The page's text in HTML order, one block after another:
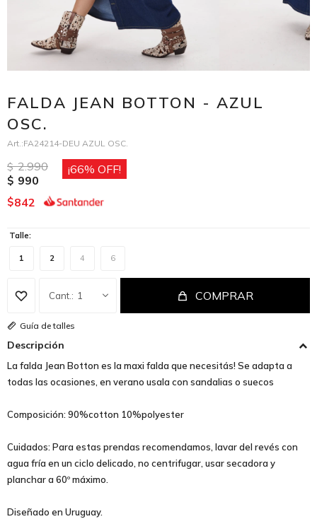
FALDA JEAN BOTTON - AZUL
OSC.
FA24214-DEU AZUL OSC.
$ 2.990
$ 990
66
$842
Talle:
1 2 4 6
1 COMPRAR
Guía de talles
Descripción
La falda Jean Botton es la maxi falda que necesitás! Se adapta a
todas las ocasiones, en verano usala con sandalias o suecos
Composición: 90%cotton 10%polyester
Cuidados: Para estas prendas recomendamos, lavar del revés con
agua fría en un ciclo delicado, no centrifugar, usar secadora y
planchar a 60º máximo.
Diseñado en Uruguay.